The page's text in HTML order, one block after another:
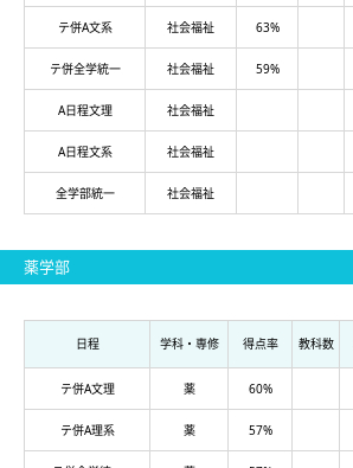
テ併A文系 社会福祉 63%
テ併全学統一 社会福祉 59%
A日程文理 社会福祉
A日程文系 社会福祉
全学部統一 社会福祉
薬学部
日程 学科・専修 得点率 教科数
テ併A文理 薬 60%
テ併A理系 薬 57%